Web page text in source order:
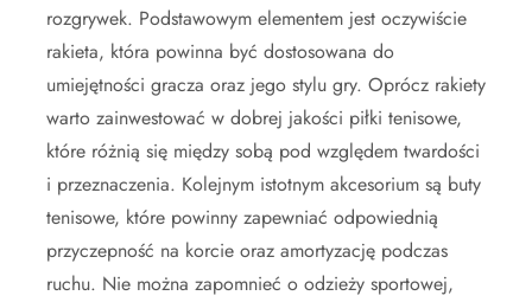
rozgrywek. Podstawowym elementem jest oczywiście
rakieta, która powinna być dostosowana do
umiejętności gracza oraz jego stylu gry. Oprócz rakiety
warto zainwestować w dobrej jakości piłki tenisowe,
które różnią się między sobą pod względem twardości
i przeznaczenia. Kolejnym istotnym akcesorium są buty
tenisowe, które powinny zapewniać odpowiednią
przyczepność na korcie oraz amortyzację podczas
ruchu. Nie można zapomnieć o odzieży sportowej,